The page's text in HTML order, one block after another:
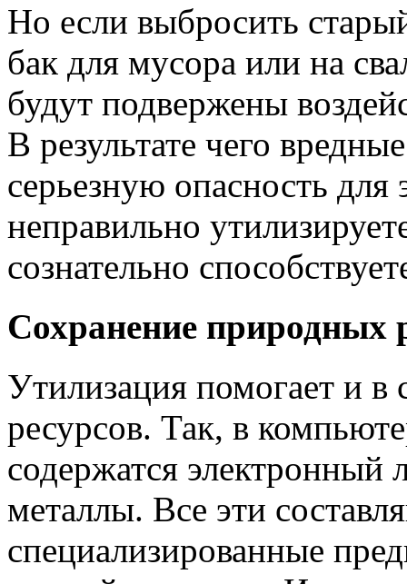
Но если выбросить
бак для мусора или на
будут подвержены
В результате чего
серьезную опасность
неправильно
сознательно
Сохранение природных
Утилизация помогает и
ресурсов. Так, в
содержатся
металлы. Все эти
специализированные